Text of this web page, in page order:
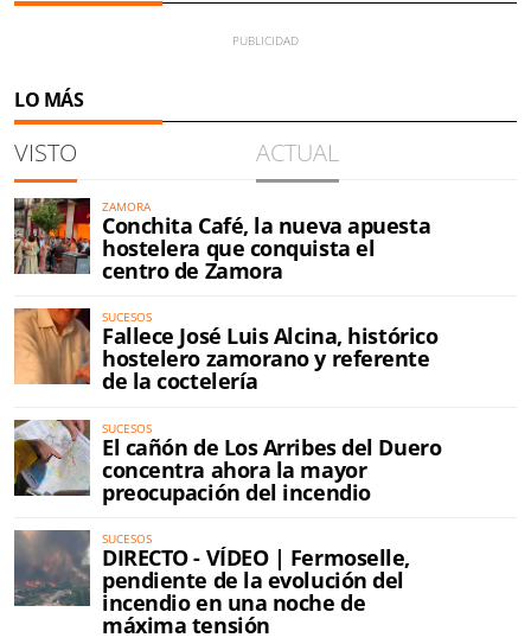
LO MÁS
VISTO ACTUAL
ZAMORA
Conchita Café, la nueva apuesta
hostelera que conquista el
centro de Zamora
SUCESOS
Fallece José Luis Alcina, histórico
hostelero zamorano y referente
de la coctelería
SUCESOS
El cañón de Los Arribes del Duero
concentra ahora la mayor
preocupación del incendio
SUCESOS
DIRECTO - VÍDEO | Fermoselle,
pendiente de la evolución del
incendio en una noche de
máxima tensión